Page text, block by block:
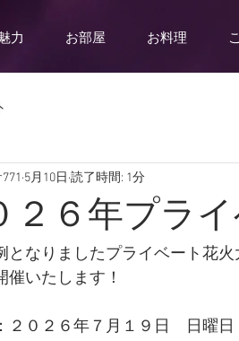
力 お部屋 お料理
２６年プラ
5月10日 読了時間: 1分
となりましたプライベート花火
催いたします！
２０２６年７月１９日　日曜日